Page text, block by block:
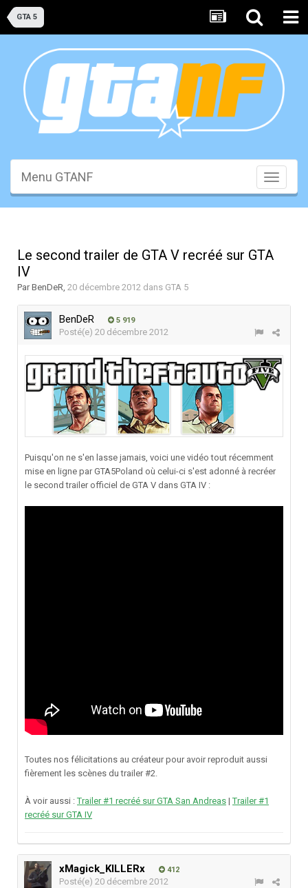
GTA 5
Toggle
Menu GTANF
Le second trailer de GTA V recréé sur GTA
IV
ParBenDeR, 20 décembre 2012 dans GTA 5
BenDeR 5 919
Posté(e) 20 décembre 2012
Puisqu'on ne s'en lasse jamais, voici une vidéo tout récemment
mise en ligne par GTA5Poland où celui-ci s'est adonné à recréer
le second trailer officiel de GTA V dans GTA IV :
Toutes nos félicitations au créateur pour avoir reproduit aussi
fièrement les scènes du trailer #2.
À voir aussi :Trailer #1 recréé sur GTA San Andreas |Trailer #1
recréé sur GTA IV
xMagick_KILLERx 412
Posté(e) 20 décembre 2012